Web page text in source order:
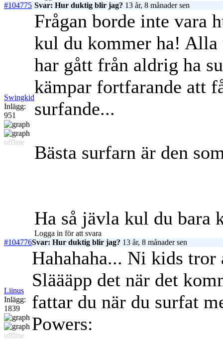
#104775 Svar: Hur duktig blir jag? 13 år, 8 månader sen
Swingkid
Inlägg:
951
offline
Frågan borde inte vara
kul du kommer ha! Alla
har gått från aldrig ha
kämpar fortfarande att
surfande...
Bästa surfarn är den
Ha så jävla kul du bara
Logga in för att svara
#104776Svar: Hur duktig blir jag? 13 år, 8 månader sen
Liinus
Inlägg:
1839
offline
Hahahaha... Ni kids tror
Släääpp det när det
fattar du när du surfat
Powers: